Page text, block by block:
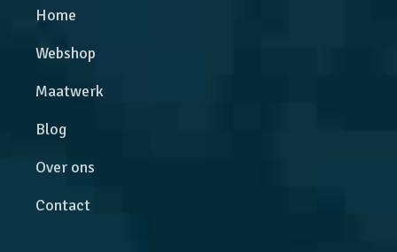
Home
Webshop
Maatwerk
Blog
Over ons
Contact